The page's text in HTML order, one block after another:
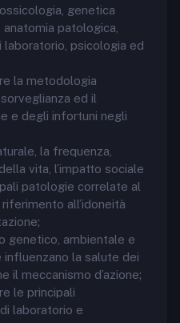
genetica
patologica,
laboratorio, psicologia ed
la metodologia
ed il
e degli infortuni negli
la frequenza,
vita, l’impatto sociale
patologie correlate al
all’idoneità
genetico, ambientale e
la salute dei
il meccanismo d’azione;
le principali
laboratorio e